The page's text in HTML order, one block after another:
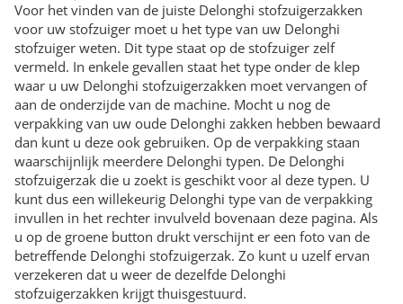
Voor het vinden van de juiste Delonghi stofzuigerzakken
voor uw stofzuiger moet u het type van uw Delonghi
stofzuiger weten. Dit type staat op de stofzuiger zelf
vermeld. In enkele gevallen staat het type onder de klep
waar u uw Delonghi stofzuigerzakken moet vervangen of
aan de onderzijde van de machine. Mocht u nog de
verpakking van uw oude Delonghi zakken hebben bewaard
dan kunt u deze ook gebruiken. Op de verpakking staan
waarschijnlijk meerdere Delonghi typen. De Delonghi
stofzuigerzak die u zoekt is geschikt voor al deze typen. U
kunt dus een willekeurig Delonghi type van de verpakking
invullen in het rechter invulveld bovenaan deze pagina. Als
u op de groene button drukt verschijnt er een foto van de
betreffende Delonghi stofzuigerzak. Zo kunt u uzelf ervan
verzekeren dat u weer de dezelfde Delonghi
stofzuigerzakken krijgt thuisgestuurd.